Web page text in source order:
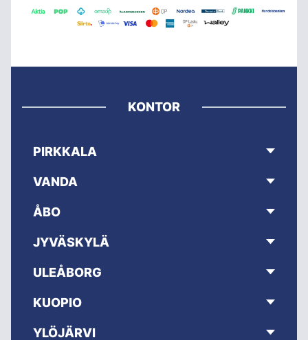
KONTOR
PIRKKALA
VANDA
ÅBO
JYVÄSKYLÄ
ULEÅBORG
KUOPIO
YLÖJÄRVI